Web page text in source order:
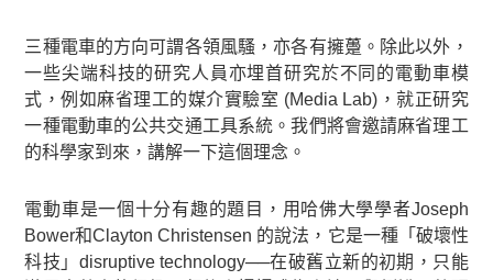
三種電車的方向可謂各領風騷，亦各有擁躉。除此以外，
一些尖端科技的研究人員亦埋首研究於不同的電動車模
式，例如麻省理工的媒介實驗室 (Media Lab)，就正研究
一種電動車的公共交通工具系統。我們將會邀請麻省理工
的科學家到來，講解一下這個理念。
電動車是一個十分有趣的題目，用哈佛大學學者Joseph
Bower和Clayton Christensen 的說法，它是一種「破壞性
科技」disruptive technology──在破舊立新的初期，只能